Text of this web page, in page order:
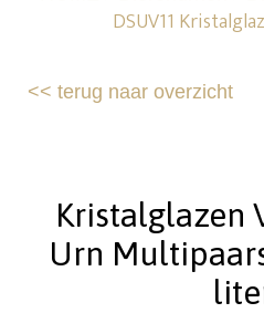
DSUV11
<<terug naar overzicht
Kristalglazen
Urn